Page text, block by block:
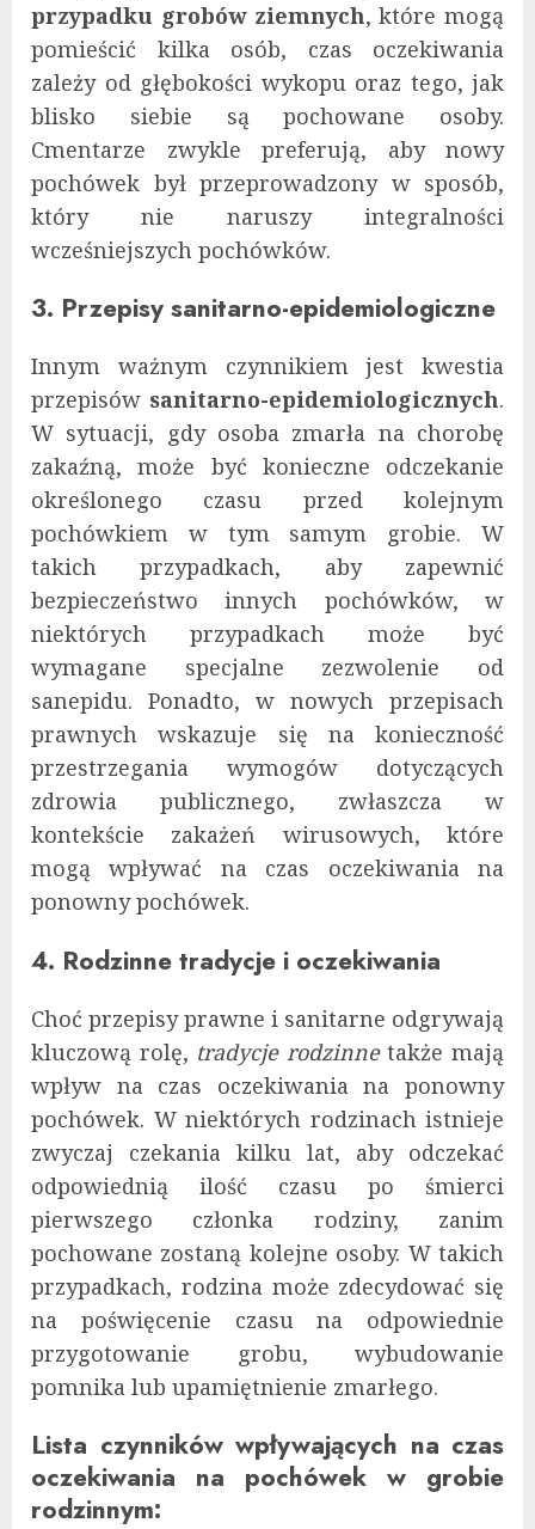
przypadku grobów ziemnych, które mogą
pomieścić kilka osób, czas oczekiwania
zależy od głębokości wykopu oraz tego, jak
blisko siebie są pochowane osoby.
Cmentarze zwykle preferują, aby nowy
pochówek był przeprowadzony w sposób,
który nie naruszy integralności
wcześniejszych pochówków.
3. Przepisy sanitarno-epidemiologiczne
Innym ważnym czynnikiem jest kwestia
przepisów sanitarno-epidemiologicznych.
W sytuacji, gdy osoba zmarła na chorobę
zakaźną, może być konieczne odczekanie
określonego czasu przed kolejnym
pochówkiem w tym samym grobie. W
takich przypadkach, aby zapewnić
bezpieczeństwo innych pochówków, w
niektórych przypadkach może być
wymagane specjalne zezwolenie od
sanepidu. Ponadto, w nowych przepisach
prawnych wskazuje się na konieczność
przestrzegania wymogów dotyczących
zdrowia publicznego, zwłaszcza w
kontekście zakażeń wirusowych, które
mogą wpływać na czas oczekiwania na
ponowny pochówek.
4. Rodzinne tradycje i oczekiwania
Choć przepisy prawne i sanitarne odgrywają
kluczową rolę, tradycje rodzinnetakże mają
wpływ na czas oczekiwania na ponowny
pochówek. W niektórych rodzinach istnieje
zwyczaj czekania kilku lat, aby odczekać
odpowiednią ilość czasu po śmierci
pierwszego członka rodziny, zanim
pochowane zostaną kolejne osoby. W takich
przypadkach, rodzina może zdecydować się
na poświęcenie czasu na odpowiednie
przygotowanie grobu, wybudowanie
pomnika lub upamiętnienie zmarłego.
Lista czynników wpływających na czas
oczekiwania na pochówek w grobie
rodzinnym: